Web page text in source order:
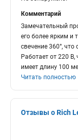
Комментарий
Замечательный
его более ярким и
свечение 360°,
Работает от 220
имеет длину 100
Читать полностью
Отзывы о Rich